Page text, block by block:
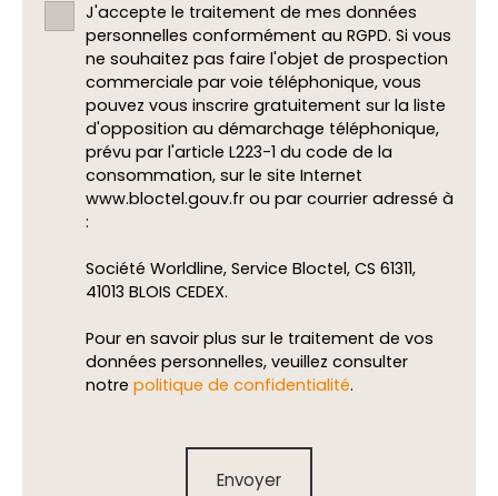
J'accepte le traitement de mes données
personnelles conformément au RGPD. Si vous
ne souhaitez pas faire l'objet de prospection
commerciale par voie téléphonique, vous
pouvez vous inscrire gratuitement sur la liste
d'opposition au démarchage téléphonique,
prévu par l'article L223-1 du code de la
consommation, sur le site Internet
www.bloctel.gouv.fr ou par courrier adressé à
:
Société Worldline, Service Bloctel, CS 61311,
41013 BLOIS CEDEX.
Pour en savoir plus sur le traitement de vos
données personnelles, veuillez consulter
notre politique de confidentialité.
Envoyer